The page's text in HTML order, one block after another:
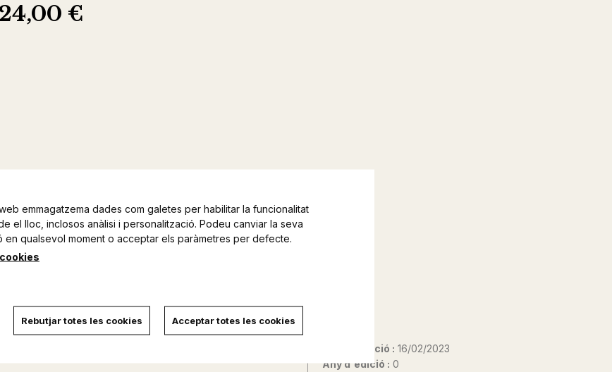
€
Data d'edició : 16/02/2023
Any d'edició : 0
emmagatzema dades com galetes per habilitar la funcionalitat
el lloc, inclosos anàlisi i personalització. Podeu canviar la seva
en qualsevol moment o acceptar els paràmetres per defecte.
Rebutjar totes les cookies Acceptar totes les cookies